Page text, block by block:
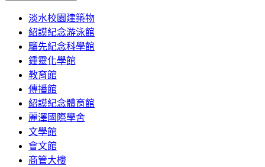
淡水校園建築物
紹謨紀念游泳館
騮先紀念科學館
鍾靈化學館
教育館
傳播館
紹謨紀念體育館
麗澤國際學舍
文學館
會文館
商管大樓